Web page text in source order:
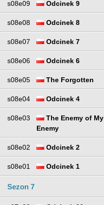
s08e09 Odcinek 9
s08e08 Odcinek 8
s08e07 Odcinek 7
s08e06 Odcinek 6
s08e05 The Forgotten
s08e04 Odcinek 4
s08e03
The Enemy of My
Enemy
s08e02 Odcinek 2
s08e01 Odcinek 1
Sezon 7